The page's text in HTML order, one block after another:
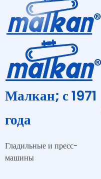
Малкан; с 1971
года
Гладильные и пресс-
машины